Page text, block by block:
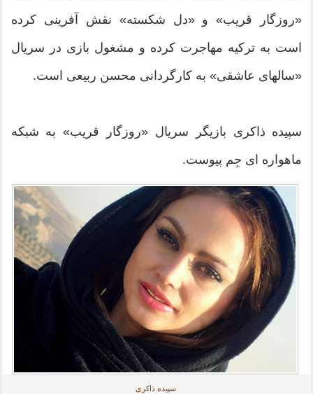
«روزگار قریب» و «دل شکسته» نقش آفرینی کرده
است به ترکیه مهاجرت کرده و مشغول بازی در سریال
«سالهای عاشقی» به کارگردانی محسن ربیعی است.
سپیده ذاکری بازیگر سریال «روزگار قریب» به شبکه
ماهواره ای جِم پیوست.
سپیده ذاکری